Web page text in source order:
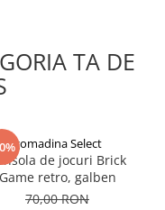
TA DE
gomadina Select
de jocuri Brick
Game retro, galben
70,00 RON